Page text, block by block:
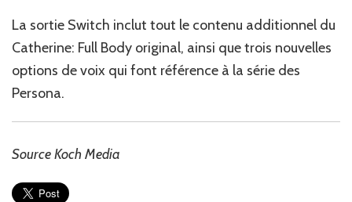
La sortie Switch inclut tout le contenu additionnel du
Catherine: Full Body original, ainsi que trois nouvelles
options de voix qui font référence à la série des
Persona.
Source Koch Media